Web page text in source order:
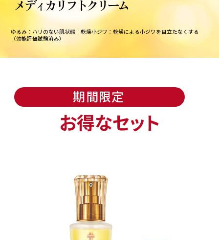
メディカリフトクリーム
ゆるみ：ハリのない肌状態 乾燥小ジワ：乾燥による小ジワを目立たなくする
（効能評価試験済み）
期間限定
お得なセット